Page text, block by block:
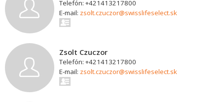
Telefón: +421413217800
E-mail: zsolt.czuczor@swisslifeselect.sk
Zsolt Czuczor
Telefón: +421413217800
E-mail: zsolt.czuczor@swisslifeselect.sk